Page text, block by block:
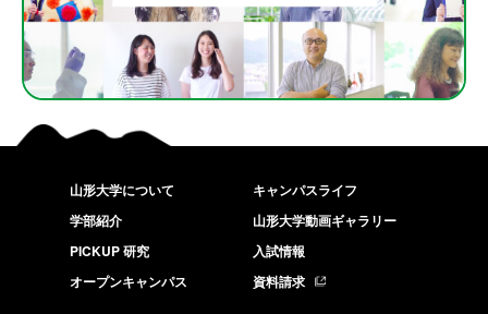
山形大学について
学部紹介
PICKUP 研究
オープンキャンパス
キャンパスライフ
入試情報
山形大学動画ギャラリー
資料請求